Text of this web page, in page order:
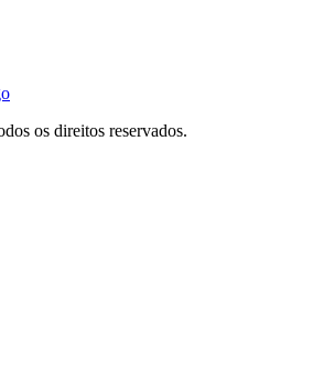
os direitos reservados.